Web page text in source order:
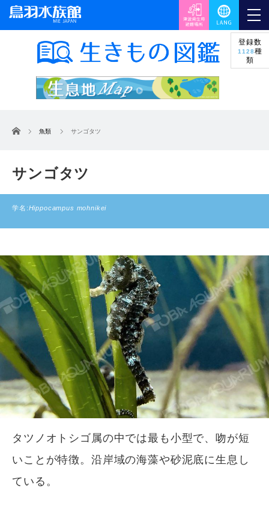
登録数
1128種
類
ホーム 魚類 サンゴタツ
サンゴタツ
学名:Hippocampus mohnikei
タツノオトシゴ属の中では最も小型で、吻が短
いことが特徴。沿岸域の海藻や砂泥底に生息し
ている。